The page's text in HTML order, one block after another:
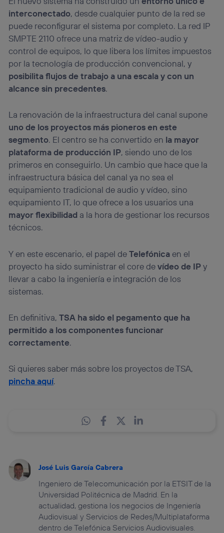
interconectado, desde cualquier punto de la red se
puede reconfigurar el sistema por completo. La red IP
SMPTE 2110 ofrece una matriz de vídeo-audio y
control de equipos, lo que libera los límites impuestos
por la tecnología de producción convencional, y
posibilita flujos de trabajo a una escala y con un
alcance sin precedentes.
La renovación de la infraestructura del canal supone
uno de los proyectos más pioneros en este
segmento. El centro se ha convertido en la mayor
plataforma de producción IP, siendo uno de los
primeros en conseguirlo. Un cambio que hace que la
infraestructura básica del canal ya no sea el
equipamiento tradicional de audio y vídeo, sino
equipamiento IT, lo que ofrece a los usuarios una
mayor flexibilidad a la hora de gestionar los recursos
técnicos.
Y en este escenario, el papel deTelefónicaen el
proyecto ha sido suministrar el core devídeo de IPy
llevar a cabo la ingeniería e integración de los
sistemas.
En definitiva,TSA ha sido el pegamento que ha
permitido a los componentes funcionar
correctamente.
Si quieres saber más sobre los proyectos de TSA,
pincha aquí.
José Luis García Cabrera
Ingeniero de Telecomunicación por la ETSIT de la
Universidad Politécnica de Madrid. En la
actualidad, gestiona los negocios de Ingeniería
Audiovisual y Servicios de Redes/Multiplataforma
dentro de Telefónica Servicios Audiovisuales.